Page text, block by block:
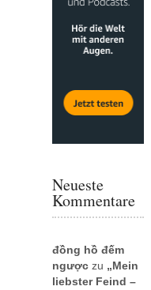
Neueste
Kommentare
đồng hồ đếm
ngượczu „Mein
liebster Feind –